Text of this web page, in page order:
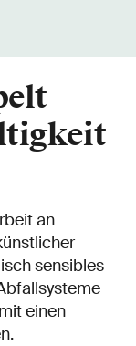
an
sensibles
einen